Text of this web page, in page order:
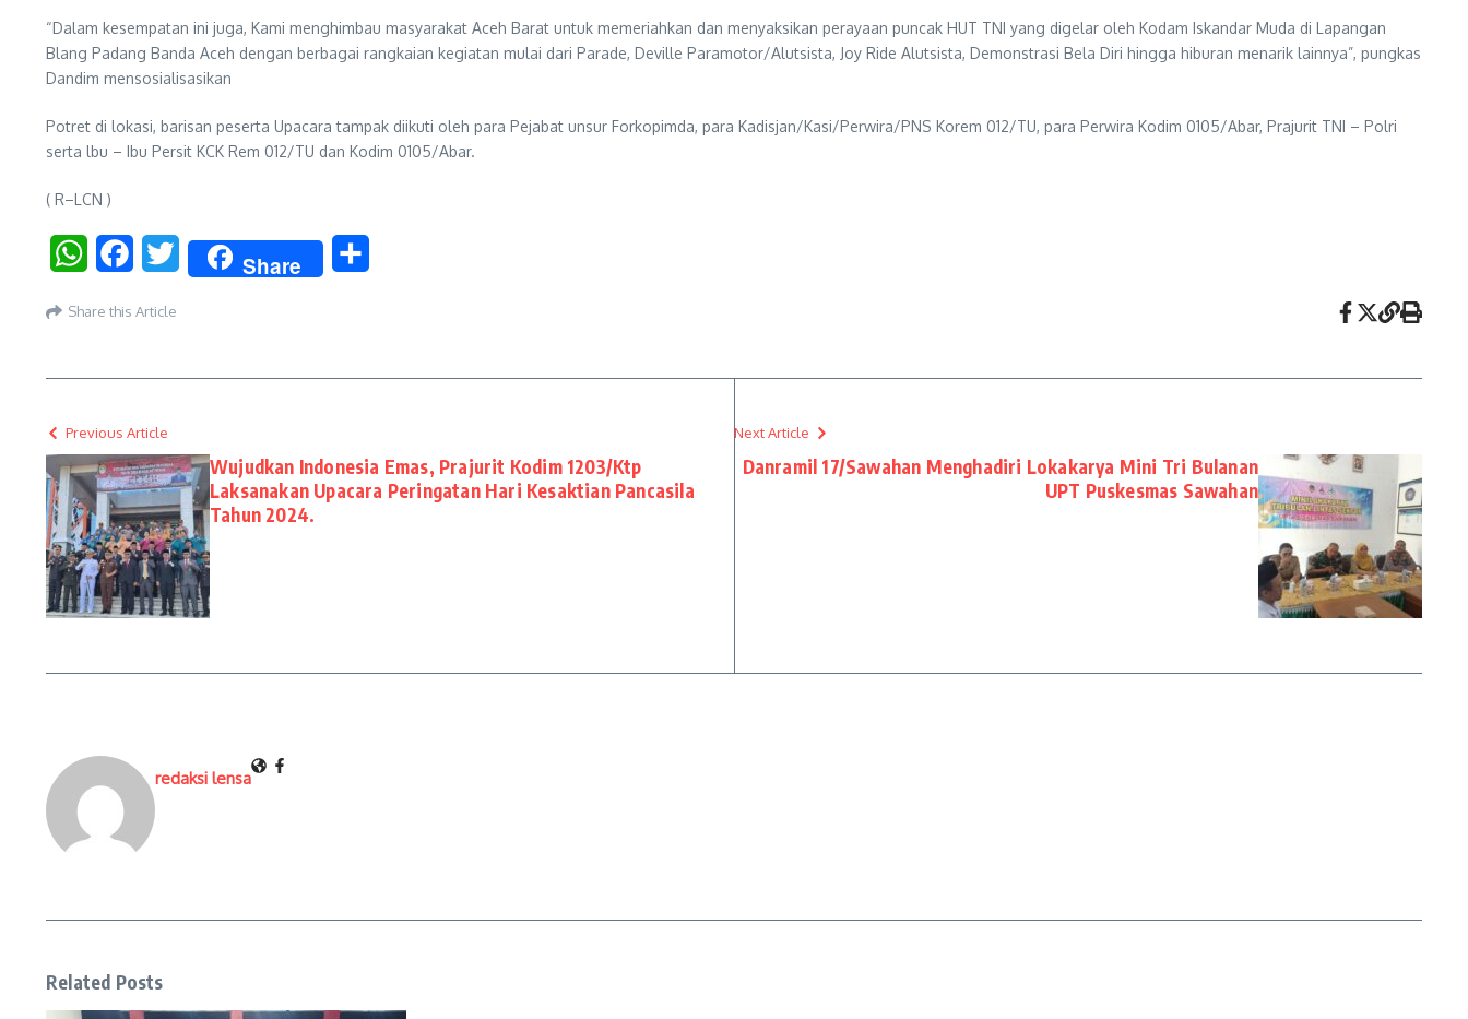
“Dalam kesempatan ini juga, Kami menghimbau masyarakat Aceh Barat untuk memeriahkan dan menyaksikan perayaan puncak HUT TNI yang digelar oleh Kodam Iskandar Muda di Lapangan
Blang Padang Banda Aceh dengan berbagai rangkaian kegiatan mulai dari Parade, Deville Paramotor/Alutsista, Joy Ride Alutsista, Demonstrasi Bela Diri hingga hiburan menarik lainnya”, pungkas
Dandim mensosialisasikan
Potret di lokasi, barisan peserta Upacara tampak diikuti oleh para Pejabat unsur Forkopimda, para Kadisjan/Kasi/Perwira/PNS Korem 012/TU, para Perwira Kodim 0105/Abar, Prajurit TNI – Polri
serta lbu – Ibu Persit KCK Rem 012/TU dan Kodim 0105/Abar.
( R–LCN )
WhatsAppFacebookTwitter Share
Share this Article
Previous Article
Wujudkan Indonesia Emas, Prajurit Kodim 1203/Ktp
Laksanakan Upacara Peringatan Hari Kesaktian Pancasila
Tahun 2024.
Next Article
Danramil 17/Sawahan Menghadiri Lokakarya Mini Tri Bulanan
UPT Puskesmas Sawahan
redaksi lensa
Related Posts